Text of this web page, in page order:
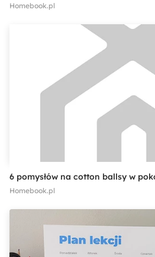
Homebook.pl
6 pomysłów na cotton ballsy w
Homebook.pl